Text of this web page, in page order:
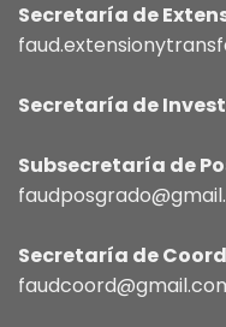
Secretaría de
Secretaría de
Subsecretaría de
Secretaría de